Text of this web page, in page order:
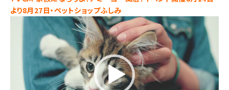
より8月27日・ペットショップふしみ